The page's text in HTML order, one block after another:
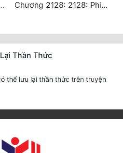
so đấu vô sỉ (Hoàn)
Chương 2128: 2128: Phiên Ngoại 10 Tô Cổ - Tiểu Hồng - Kết Thúc
Thần Thức
thể lưu lại thần thức trên truyện